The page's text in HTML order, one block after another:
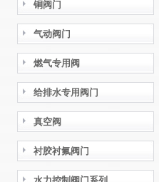
铜阀门
气动阀门
燃气专用阀
给排水专用阀门
真空阀
衬胶衬氟阀门